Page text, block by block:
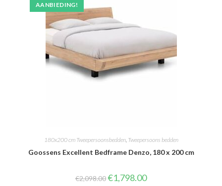
AANBIEDING!
180x200 cm Tweepersoonsbedden, Tweepersoons bedden
Goossens Excellent Bedframe Denzo, 180 x 200 cm
€2,098.00Oorspronkelijke
prijs
€1,798.00Huidige
prijs